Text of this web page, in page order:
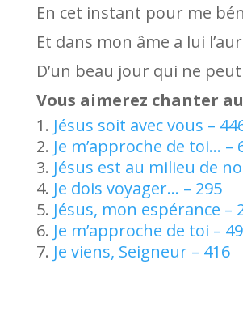
En cet instant pour me
Et dans mon âme a lui
D’un beau jour qui ne
Vous aimerez chanter
Jésus soit avec vous –
Je m’approche de toi… –
Jésus est au milieu de
Je dois voyager… – 295
Jésus, mon espérance –
Je m’approche de toi –
Je viens, Seigneur – 416